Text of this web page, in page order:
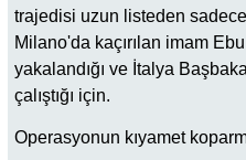
trajedisi uzun listeden
Milano'da kaçırılan imam
yakalandığı ve İtalya
çalıştığı için.
Operasyonun kıyamet